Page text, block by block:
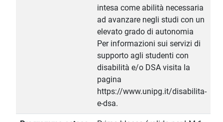
intesa come abilità necessaria
ad avanzare negli studi con un
elevato grado di autonomia
Per informazioni sui servizi di
supporto agli studenti con
disabilità e/o DSA visita la
pagina
https://www.unipg.it/disabilita-
e-dsa.